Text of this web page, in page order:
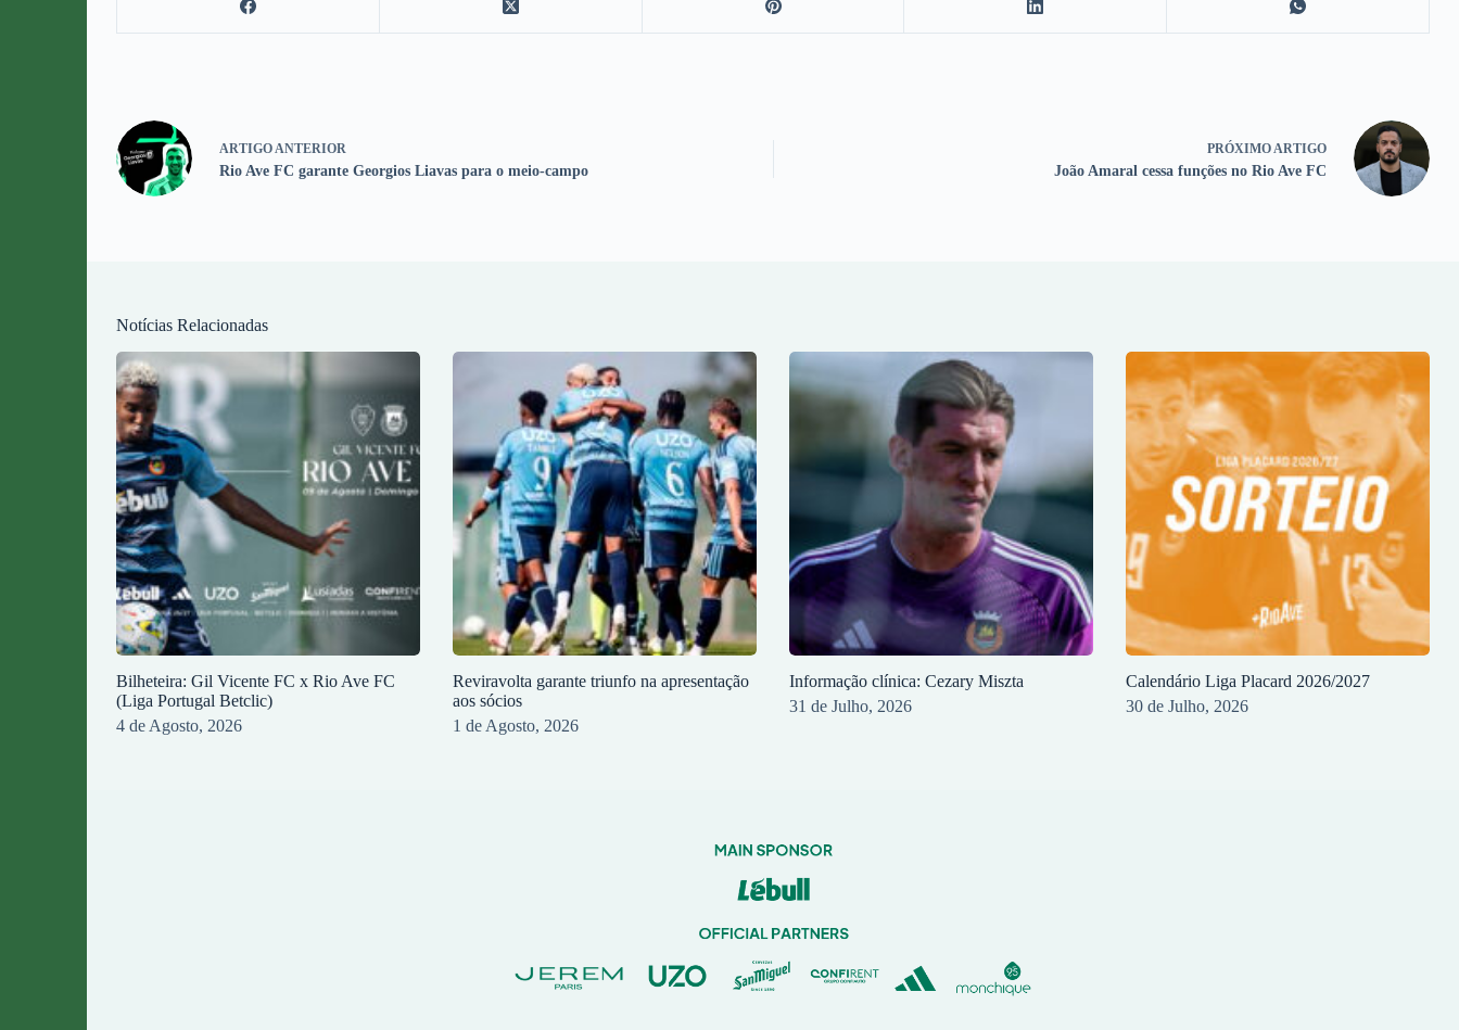
ARTIGO ANTERIOR
Rio Ave FC garante Georgios Liavas para o meio-campo
PRÓXIMO ARTIGO
João Amaral cessa funções no Rio Ave FC
Notícias Relacionadas
Bilheteira: Gil Vicente FC x Rio Ave FC
(Liga Portugal Betclic)
4 de Agosto, 2026
Reviravolta garante triunfo na apresentação
aos sócios
1 de Agosto, 2026
Informação clínica: Cezary Miszta
31 de Julho, 2026
Calendário Liga Placard 2026/2027
30 de Julho, 2026